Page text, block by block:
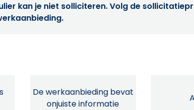
kan je niet solliciteren. Volg de
De werkaanbieding bevat
onjuiste informatie